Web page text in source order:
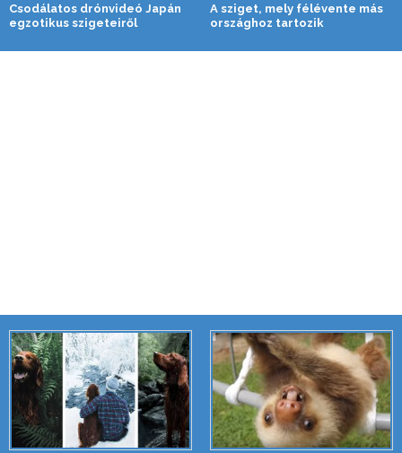
Csodálatos drónvideó Japán
egzotikus szigeteiről
A sziget, mely félévente más
országhoz tartozik